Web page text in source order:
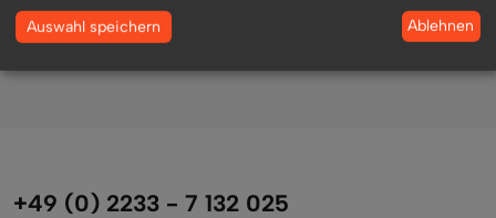
Zurück zur Übersicht
+49 (0) 2233 - 7 132 025
Auswahl speichern Ablehnen